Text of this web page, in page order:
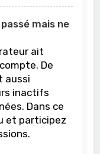
mais ne
ait
De
aussi
inactifs
Dans ce
et participez